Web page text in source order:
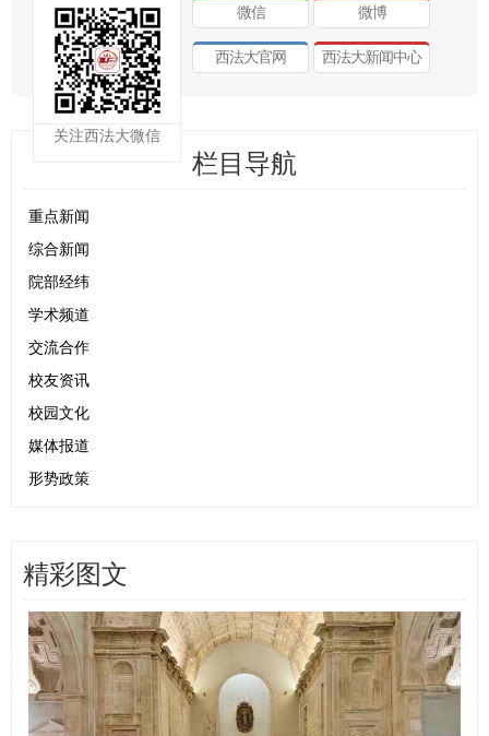
关注西法大微信
微信 微博
西法大官网 西法大新闻中心
栏目导航
重点新闻
综合新闻
院部经纬
学术频道
交流合作
校友资讯
校园文化
媒体报道
形势政策
精彩图文